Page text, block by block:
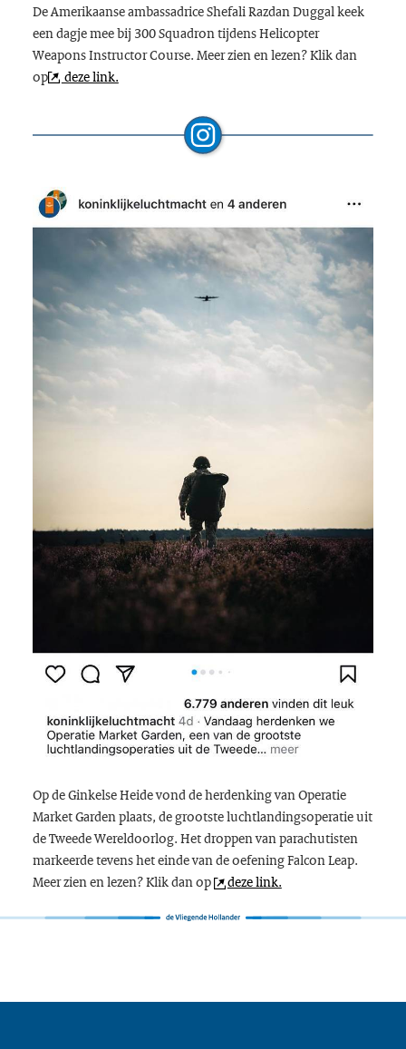
De Amerikaanse ambassadrice Shefali Razdan Duggal keek
een dagje mee bij 300 Squadron tijdens Helicopter
Weapons Instructor Course. Meer zien en lezen? Klik dan
op
deze link.
Op de Ginkelse Heide vond de herdenking van Operatie
Market Gardenplaats, de grootste luchtlandingsoperatie uit
de Tweede Wereldoorlog. Het droppen van parachutisten
markeerde tevens het einde van de oefeningFalcon Leap.
Meer zien en lezen? Klik dan op
deze link.